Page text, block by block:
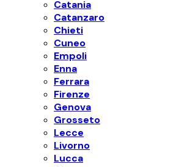
Catania
Catanzaro
Chieti
Cuneo
Empoli
Enna
Ferrara
Firenze
Genova
Grosseto
Lecce
Livorno
Lucca